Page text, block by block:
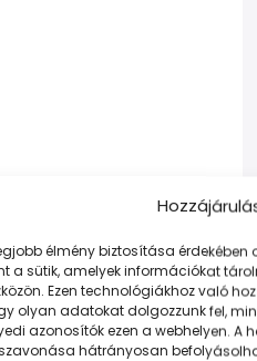
élmény biztosítása
a sütik, amelyek információkat
Ezen technológiákhoz való
olyan adatokat dolgozzunk fel,
azonosítók ezen a webhelyen.
hátrányosan
LEÍRÁSTOVÁBBI
megoldás minden